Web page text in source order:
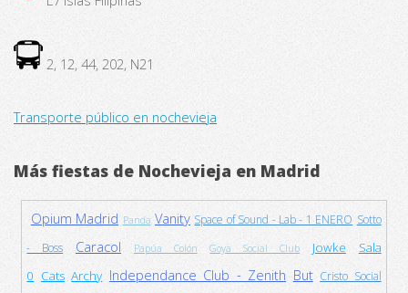
2, 12, 44, 202, N21
Transporte público en nochevieja
Más fiestas de Nochevieja en Madrid
Opium Madrid Panda Vanity Space of Sound - Lab - 1 ENERO Sotto
- Boss
Caracol Papúa Colón Goya Social Club Jowke
Sala
0 Cats Archy Independance Club - Zenith But Cristo Social